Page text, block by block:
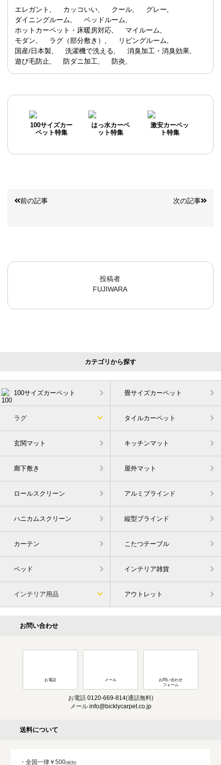
エレガント カッコいい クール
グレー
ダイニングルーム
ベッドルーム
ホットカーペット・床暖房対応
マイルーム
モダン
ラグ（部分敷き）
リビングルーム
国産/日本製
洗濯機で洗える
消臭加工・消臭効果
遊び毛防止
防ダニ加工 防炎
100サイズカー
ペット特集
はっ水カーペ
ット特集
激安カーペッ
ト特集
前の記事 次の記事
投稿者
FUJIWARA
カテゴリから探す
100サイズカーペット 畳サイズカーペット
ラグ タイルカーペット
玄関マット キッチンマット
廊下敷き 屋外マット
ロールスクリーン アルミブラインド
ハニカムスクリーン 縦型ブラインド
カーテン こたつテーブル
ベッド インテリア雑貨
インテリア用品 アウトレット
お問い合わせ
お電話 メール
お問い合わせ
フォーム
お電話 0120-669-814(通話無料)
メール info@bicklycarpet.co.jp
送料について
・全国一律￥500